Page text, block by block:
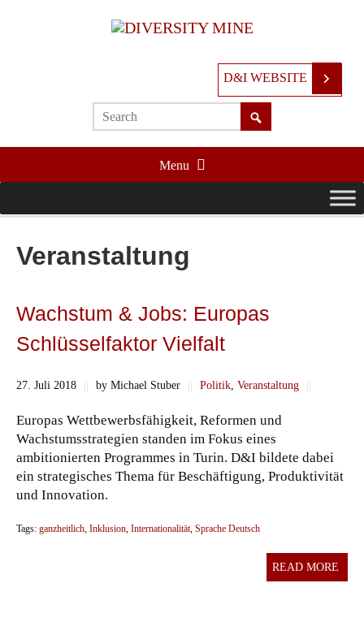
D&I WEBSITE
Menu
Veranstaltung
Wachstum & Jobs: Europas
Schlüsselfaktor Vielfalt
27. Juli 2018 || by Michael Stuber || Politik Veranstaltung ||
Europas Wettbewerbsfähigkeit, Reformen und
Wachstumsstrategien standen im Fokus eines
ambitionierten Programmes in Turin. D&I bildete dabei
ein strategisches Thema für Beschäftigung, Produktivität
und Innovation.
Tags: ganzheitlich Inklusion Internationalität Sprache Deutsch
READ MORE